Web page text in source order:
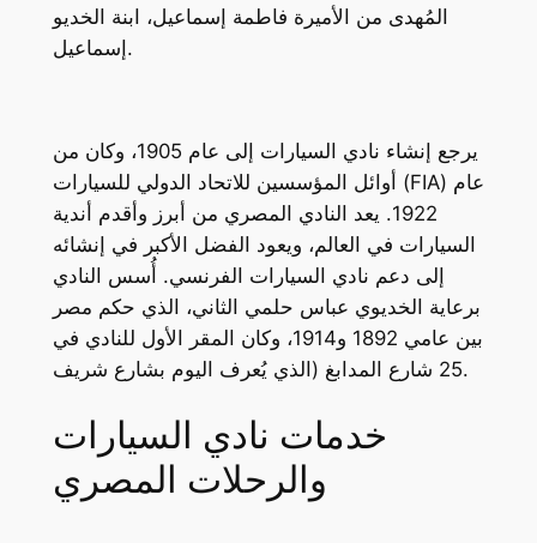
المُهدى من الأميرة فاطمة إسماعيل، ابنة الخديو
إسماعيل.
يرجع إنشاء نادي السيارات إلى عام 1905، وكان من
أوائل المؤسسين للاتحاد الدولي للسيارات (FIA) عام
1922. يعد النادي المصري من أبرز وأقدم أندية
السيارات في العالم، ويعود الفضل الأكبر في إنشائه
إلى دعم نادي السيارات الفرنسي. أُسس النادي
برعاية الخديوي عباس حلمي الثاني، الذي حكم مصر
بين عامي 1892 و1914، وكان المقر الأول للنادي في
25 شارع المدابغ (الذي يُعرف اليوم بشارع شريف.
خدمات نادي السيارات
والرحلات المصري